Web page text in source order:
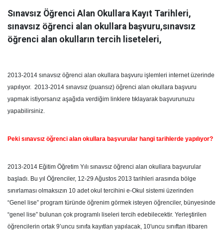
Sınavsız Öğrenci Alan Okullara Kayıt Tarihleri,
sınavsız öğrenci alan okullara başvuru,sınavsız
öğrenci alan okulların tercih liseteleri,
2013-2014 sınavsız öğrenci alan okullara başvuru işlemleri internet üzerinde
yapılıyor. 2013-2014 sınavsız (puansız) öğrenci alan okullara başvuru
yapmak istiyorsanız aşağıda verdiğim linklere tıklayarak başvurunuzu
yapabilirsiniz.
Peki sınavsız öğrenci alan okullara başvurular hangi tarihlerde yapılıyor?
2013-2014 Eğitim Öğretim Yılı sınavsız öğrenci alan okullara başvurular
başladı. Bu yıl Öğrenciler, 12-29 Ağustos 2013 tarihleri arasında bölge
sınırlaması olmaksızın 10 adet okul tercihini e-Okul sistemi üzerinden
“Genel lise” program türünde öğrenim görmek isteyen öğrenciler, bünyesinde
“genel lise” bulunan çok programlı liseleri tercih edebilecektir. Yerleştirilen
öğrencilerin ortak 9’uncu sınıfa kayıtlan yapılacak, 10′uncu sınıftan itibaren